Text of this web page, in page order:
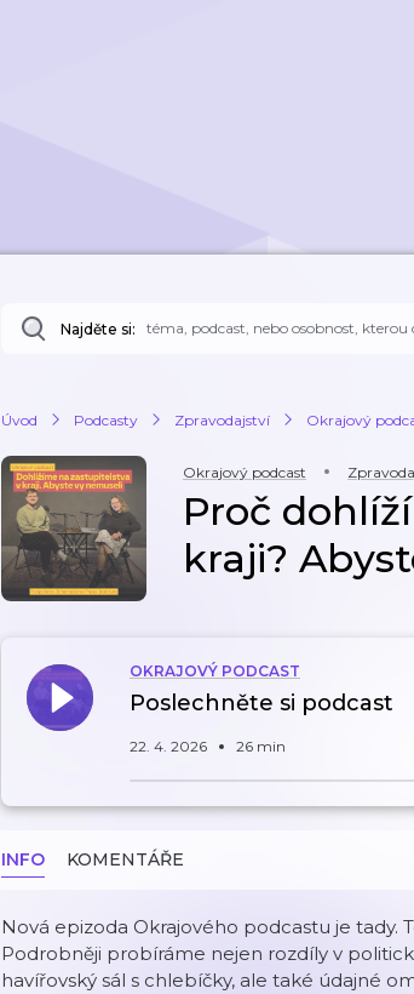
Najděte si:
Úvod Podcasty Zpravodajství Okrajový
Okrajový podcast
Proč
kraji?
OKRAJOVÝ PODCAST
Poslechněte si podcast
22. 4. 2026 26 min
INFO KOMENTÁŘE
Nová epizoda Okrajového podcastu je
Podrobněji probíráme nejen rozdíly v
havířovský sál s chlebíčky, ale také údajné